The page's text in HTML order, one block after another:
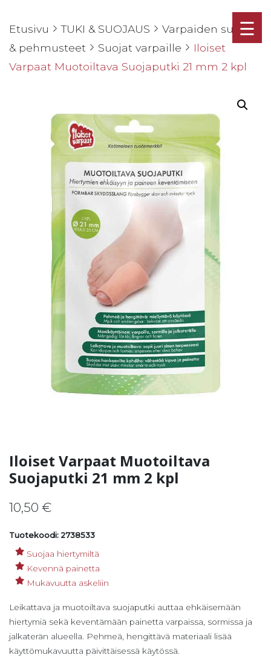
☰
Etusivu TUKI & SUOJAUS
Varpaiden suojat
& pehmusteet
Suojat varpaille
Iloiset
Varpaat Muotoiltava Suojaputki 21 mm 2 kpl
Iloiset Varpaat Muotoiltava
Suojaputki 21 mm 2 kpl
10,50 €
Tuotekoodi: 2738533
Suojaa hiertymiltä
Kevennä painetta
Mukavuutta askeliin
Leikattava ja muotoiltava suojaputki auttaa ehkäisemään
hiertymiä sekä keventämään painetta varpaissa, sormissa ja
jalkaterän alueella. Pehmeä, hengittävä materiaali lisää
käyttömukavuutta päivittäisessä käytössä.